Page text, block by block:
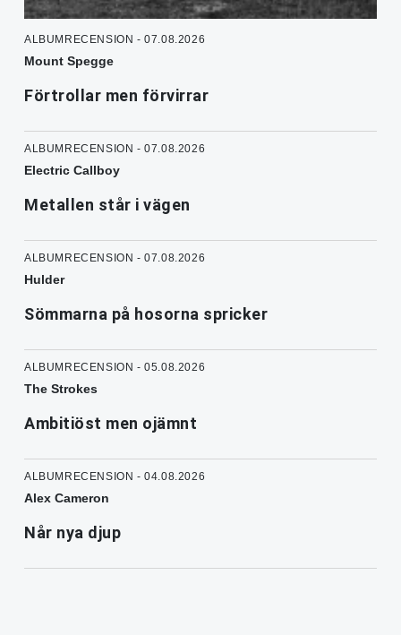
ALBUMRECENSION - 07.08.2026
Mount Spegge
Förtrollar men förvirrar
ALBUMRECENSION - 07.08.2026
Electric Callboy
Metallen står i vägen
ALBUMRECENSION - 07.08.2026
Hulder
Sömmarna på hosorna spricker
ALBUMRECENSION - 05.08.2026
The Strokes
Ambitiöst men ojämnt
ALBUMRECENSION - 04.08.2026
Alex Cameron
Når nya djup